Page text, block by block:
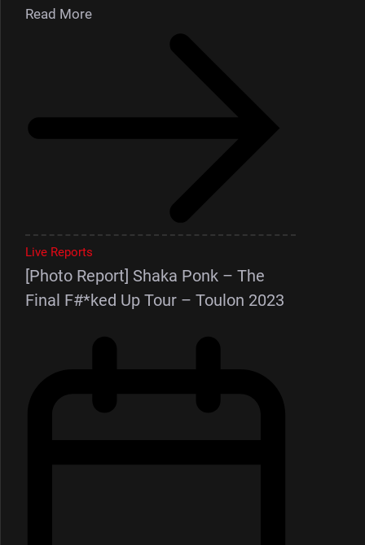
Read More
Live Reports
[Photo Report] Shaka Ponk – The
Final F#*ked Up Tour – Toulon 2023